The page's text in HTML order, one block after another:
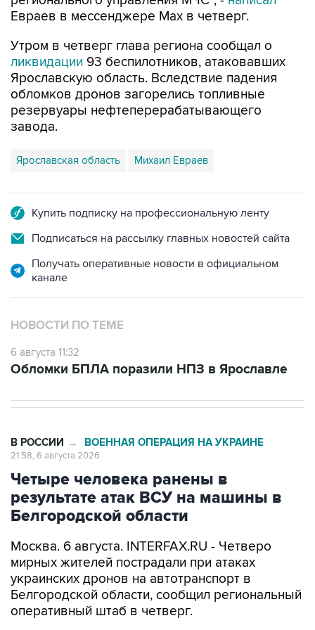
Евраев в мессенджере Мах в четверг.
Утром в четверг глава региона сообщал о
ликвидации 93 беспилотников, атаковавших
Ярославскую область. Вследствие падения
обломков дронов загорелись топливные
резервуары нефтеперерабатывающего
завода.
Ярославская область Михаил Евраев
Купить подписку на профессиональную ленту
Подписаться на рассылку главных новостей сайта
Получать оперативные новости в официальном
канале
НОВОСТИ ПО ТЕМЕ
6 августа 11:32
Обломки БПЛА поразили НПЗ в Ярославле
В РОССИИ → ВОЕННАЯ ОПЕРАЦИЯ НА УКРАИНЕ
21:58, 6 августа 2026
Четыре человека ранены в
результате атак ВСУ на машины в
Белгородской области
Москва. 6 августа. INTERFAX.RU - Четверо
мирных жителей пострадали при атаках
украинских дронов на автотранспорт в
Белгородской области, сообщил региональный
оперативный штаб в четверг.